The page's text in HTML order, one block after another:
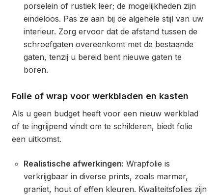
porselein of rustiek leer; de mogelijkheden zijn
eindeloos. Pas ze aan bij de algehele stijl van uw
interieur. Zorg ervoor dat de afstand tussen de
schroefgaten overeenkomt met de bestaande
gaten, tenzij u bereid bent nieuwe gaten te
boren.
Folie of wrap voor werkbladen en kasten
Als u geen budget heeft voor een nieuw werkblad
of te ingrijpend vindt om te schilderen, biedt folie
een uitkomst.
Realistische afwerkingen: Wrapfolie is
verkrijgbaar in diverse prints, zoals marmer,
graniet, hout of effen kleuren. Kwaliteitsfolies zijn